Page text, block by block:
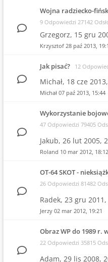
Wojna radziecko-
9 Odpowiedzi 27142
Grzegorz, 15 gru
Krzysztof 28 paź 2013,
Jak pisać? 12
Michał, 18 cze
Michał 07 paź 2013, 15:44
Wykorzystanie
47 Odpowiedzi 79405
Jakub, 26 lut 2005,
Roland 10 mar 2012, 18:12
OT-64 SKOT -
26 Odpowiedzi 81482
Radek, 23 gru 2011,
Jerzy 02 mar 2012, 19:21
Obraz WP do 1989 r.
22 Odpowiedzi 35815
Adam, 29 lis 2008,